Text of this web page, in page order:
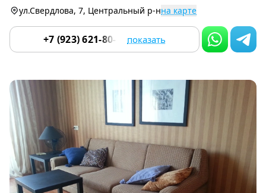
ул.Свердлова, 7, Центральный р-нна карте
+7 (923) 621-80-80 показать